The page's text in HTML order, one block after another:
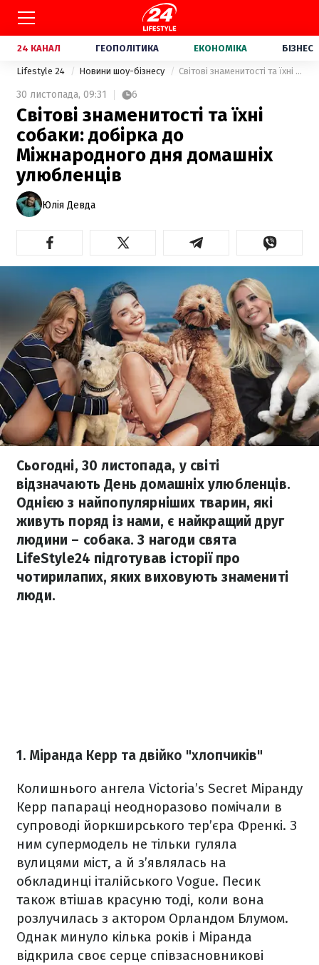
24 КАНАЛ ГЕОПОЛІТИКА ЕКОНОМІКА БІЗНЕС
Lifestyle 24 Новини шоу-бізнесу Світові знаменитості та їхні собаки: добірка до Міжнародного дня домашніх улюбленців
30 листопада, 09:31 6
Світові знаменитості та їхні
собаки: добірка до
Міжнародного дня домашніх
улюбленців
Юлія Девда
Сьогодні, 30 листопада, у світі
відзначають День домашніх улюбленців.
Однією з найпопулярніших тварин, які
живуть поряд із нами, є найкращий друг
людини – собака. З нагоди свята
LifeStyle24 підготував історії про
чотирилапих, яких виховують знамениті
люди.
1. Міранда Керр та двійко "хлопчиків"
Колишнього ангела Victoria’s Secret Міранду
Керр папараці неодноразово помічали в
супроводі йоркширського тер’єра Френкі. З
ним супермодель не тільки гуляла
вулицями міст, а й з’являлась на
обкладинці італійського Vogue. Песик
також втішав красуню тоді, коли вона
розлучилась з актором Орландом Блумом.
Однак минуло кілька років і Міранда
відкрила своє серце співзасновникові